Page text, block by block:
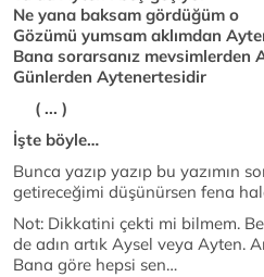
Ne yana baksam gördüğüm o
Gözümü yumsam aklımdan
Bana sorarsanız mevsimlerden
Günlerden Aytenertesidir
( ... )
İşte böyle…
Bunca yazıp yazıp bu yazımın
getireceğimi düşünürsen fena
Not: Dikkatini çekti mi bilmem.
de adın artık Aysel veya Ayten.
Bana göre hepsi sen…